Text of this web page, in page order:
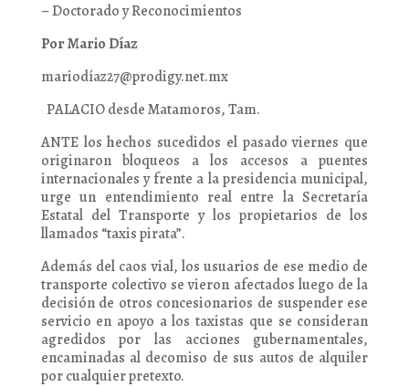
– Doctorado y Reconocimientos
Por Mario Díaz
mariodíaz27@prodigy.net.mx
PALACIO desde Matamoros, Tam.
ANTE los hechos sucedidos el pasado viernes que
originaron bloqueos a los accesos a puentes
internacionales y frente a la presidencia municipal,
urge un entendimiento real entre la Secretaría
Estatal del Transporte y los propietarios de los
llamados “taxis pirata”.
Además del caos vial, los usuarios de ese medio de
transporte colectivo se vieron afectados luego de la
decisión de otros concesionarios de suspender ese
servicio en apoyo a los taxistas que se consideran
agredidos por las acciones gubernamentales,
encaminadas al decomiso de sus autos de alquiler
por cualquier pretexto.